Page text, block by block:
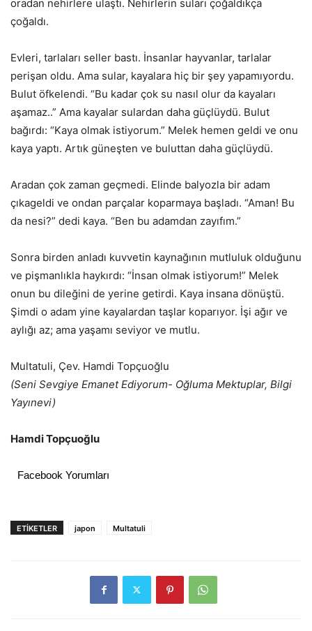
oradan nehirlere ulaştı. Nehirlerin suları çoğaldıkça
çoğaldı.
Evleri, tarlaları seller bastı. İnsanlar hayvanlar, tarlalar
perişan oldu. Ama sular, kayalara hiç bir şey yapamıyordu.
Bulut öfkelendi. “Bu kadar çok su nasıl olur da kayaları
aşamaz..” Ama kayalar sulardan daha güçlüydü. Bulut
bağırdı: “Kaya olmak istiyorum.” Melek hemen geldi ve onu
kaya yaptı. Artık güneşten ve buluttan daha güçlüydü.
Aradan çok zaman geçmedi. Elinde balyozla bir adam
çıkageldi ve ondan parçalar koparmaya başladı. “Aman! Bu
da nesi?” dedi kaya. “Ben bu adamdan zayıfım.”
Sonra birden anladı kuvvetin kaynağının mutluluk olduğunu
ve pişmanlıkla haykırdı: “İnsan olmak istiyorum!” Melek
onun bu dileğini de yerine getirdi. Kaya insana dönüştü.
Şimdi o adam yine kayalardan taşlar koparıyor. İşi ağır ve
aylığı az; ama yaşamı seviyor ve mutlu.
Multatuli, Çev. Hamdi Topçuoğlu
(Seni Sevgiye Emanet Ediyorum- Oğluma Mektuplar, Bilgi
Yayınevi)
Hamdi Topçuoğlu
Facebook Yorumları
ETIKETLER japon Multatuli